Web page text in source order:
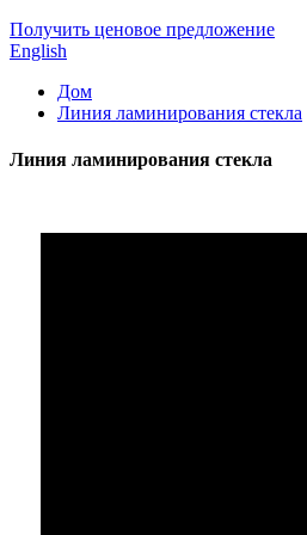
Получить ценовое предложение
English
Дом
Линия ламинирования стекла
Линия ламинирования стекла